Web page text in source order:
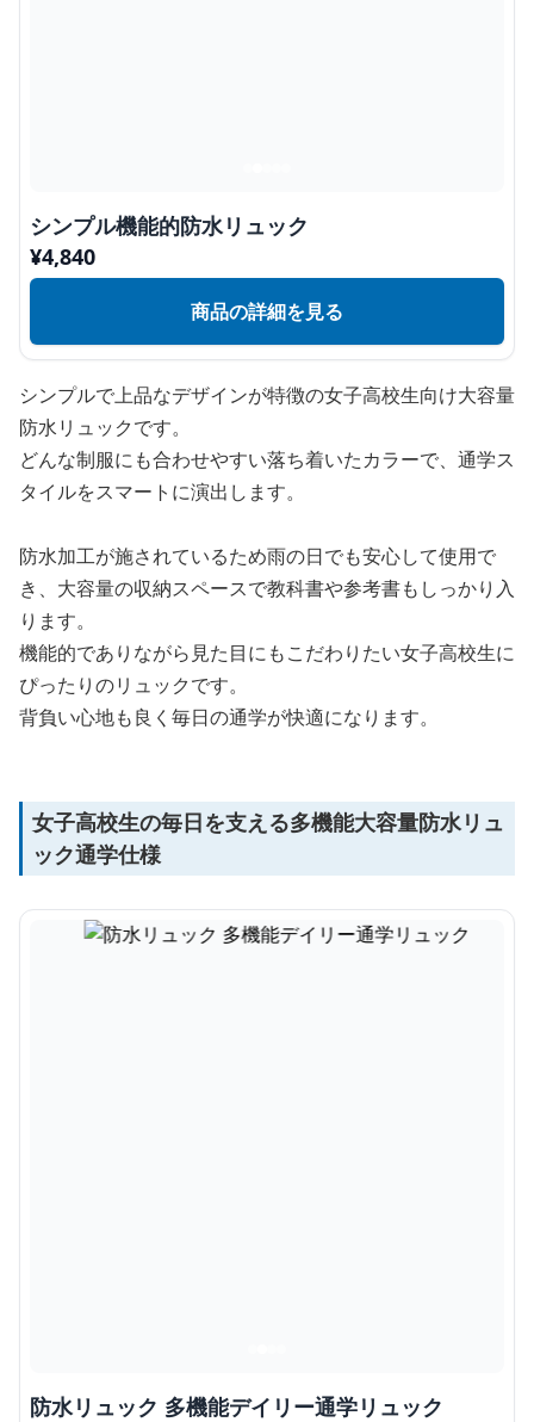
シンプル機能的防水リュック
¥4,840
商品の詳細を見る
シンプルで上品なデザインが特徴の女子高校生向け大容量
防水リュックです。
どんな制服にも合わせやすい落ち着いたカラーで、通学ス
タイルをスマートに演出します。
防水加工が施されているため雨の日でも安心して使用で
き、大容量の収納スペースで教科書や参考書もしっかり入
ります。
機能的でありながら見た目にもこだわりたい女子高校生に
ぴったりのリュックです。
背負い心地も良く毎日の通学が快適になります。
女子高校生の毎日を支える多機能大容量防水リュ
ック通学仕様
防水リュック 多機能デイリー通学リュック